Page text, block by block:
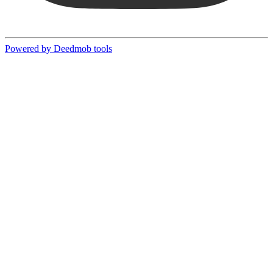
Powered by Deedmob tools